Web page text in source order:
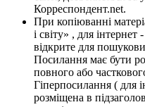
Корреспондент.net.
При копіюванні
і світу» , для
відкрите для
Посилання має бути
повного або
Гіперпосилання ( для
розміщена в